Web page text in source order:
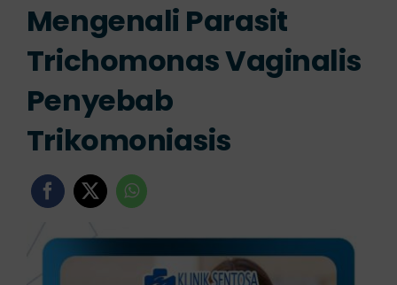
Layanan Kami
Info Klinik
Hubungi Kami
Mengenali Parasit
Trichomonas Vaginalis
Penyebab
Trikomoniasis